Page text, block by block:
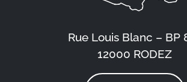
Rue Louis Blanc – BP
12000 RODEZ